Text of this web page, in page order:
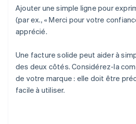
Ajouter une simple ligne pour
(par ex., « Merci pour votre
apprécié.
Une facture solide peut aider à
des deux côtés. Considérez-la
de votre marque : elle doit être
facile à utiliser.